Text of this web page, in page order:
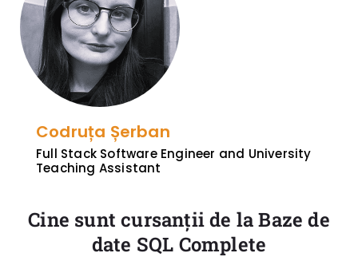
Codruța Șerban
Full Stack Software Engineer and University
Teaching Assistant
Cine sunt cursanții de la Baze de
date SQL Complete